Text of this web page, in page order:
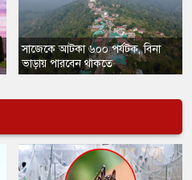
সাজেকে আটকা ৬০০ পর্যটক, বিনা
ভাড়ায় পারবেন থাকতে